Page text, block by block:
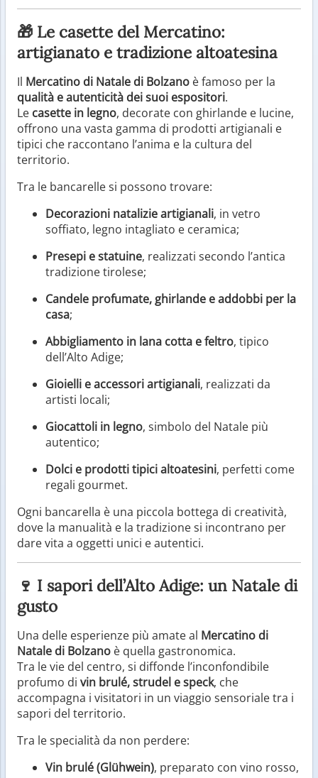
🎁 Le casette del Mercatino:
artigianato e tradizione altoatesina
Il Mercatino di Natale di Bolzano è famoso per la
qualità e autenticità dei suoi espositori.
Le casette in legno, decorate con ghirlande e lucine,
offrono una vasta gamma di prodotti artigianali e
tipici che raccontano l’anima e la cultura del
territorio.
Tra le bancarelle si possono trovare:
Decorazioni natalizie artigianali, in vetro
soffiato, legno intagliato e ceramica;
Presepi e statuine, realizzati secondo l’antica
tradizione tirolese;
Candele profumate, ghirlande e addobbi per la
casa;
Abbigliamento in lana cotta e feltro, tipico
dell’Alto Adige;
Gioielli e accessori artigianali, realizzati da
artisti locali;
Giocattoli in legno, simbolo del Natale più
autentico;
Dolci e prodotti tipici altoatesini, perfetti come
regali gourmet.
Ogni bancarella è una piccola bottega di creatività,
dove la manualità e la tradizione si incontrano per
dare vita a oggetti unici e autentici.
🍷 I sapori dell’Alto Adige: un Natale di
gusto
Una delle esperienze più amate al Mercatino di
Natale di Bolzano è quella gastronomica.
Tra le vie del centro, si diffonde l’inconfondibile
profumo di vin brulé, strudel e speck, che
accompagna i visitatori in un viaggio sensoriale tra i
sapori del territorio.
Tra le specialità da non perdere:
Vin brulé (Glühwein), preparato con vino rosso,